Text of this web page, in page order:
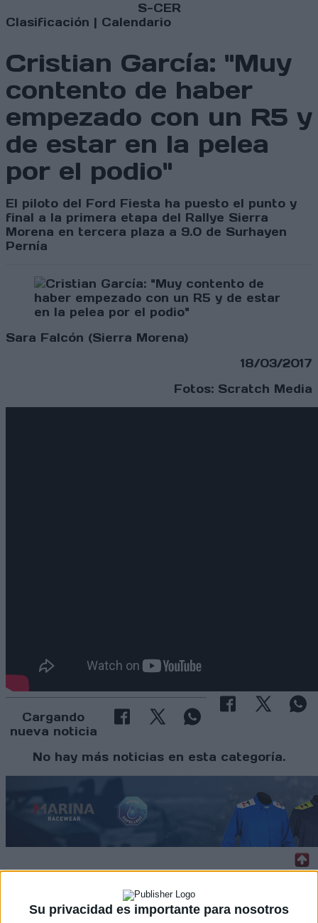
Su privacidad es importante para nosotros
S-CER
Clasificación | Calendario
Cristian García: "Muy
contento de haber
empezado con un R5 y
de estar en la pelea
por el podio"
El piloto del Ford Fiesta ha puesto el punto y
final a la primera etapa del Rallye Sierra
Morena en tercera plaza a 9.0 de Surhayen
Pernía
Sara Falcón (Sierra Morena)
18/03/2017
Fotos: Scratch Media
Cargando
nueva noticia
No hay más noticias en esta categoría.